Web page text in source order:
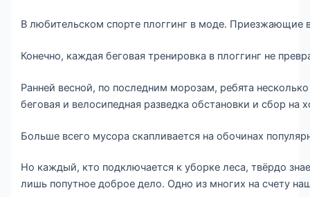
В любительском спорте плоггинг в моде. Приезжающие
Конечно, каждая беговая тренировка в плоггинг не
Ранней весной, по последним морозам, ребята
беговая и велосипедная разведка обстановки и сбор на
Больше всего мусора скапливается на обочинах
Но каждый, кто подключается к уборке леса, твёрдо
лишь попутное доброе дело. Одно из многих на счету